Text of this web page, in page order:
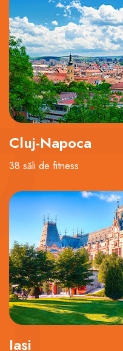
Cluj-Napoca
38 săli de fitness
Iași